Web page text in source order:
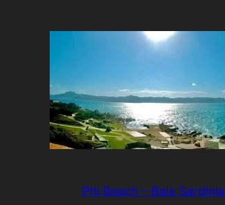
Phi Beach – Baia Sardinia